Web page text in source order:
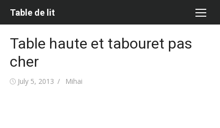
Table de lit
Table haute et tabouret pas
cher
Posted
July 5, 2013 Author
Mihai